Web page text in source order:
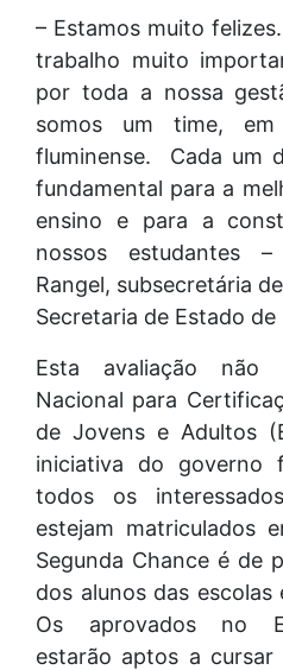
– Estamos muito
trabalho muito
por toda a nossa
somos um time,
fluminense. Cada um
fundamental para a
ensino e para a
nossos estudantes
Rangel, subsecretária
Secretaria de Estado de
Esta avaliação não
Nacional para
de Jovens e Adultos
iniciativa do governo
todos os
estejam matriculados
Segunda Chance é de
dos alunos das escolas
Os aprovados no
estarão aptos a